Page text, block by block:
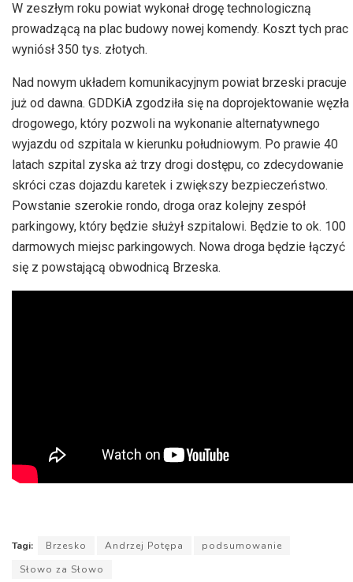
W zeszłym roku powiat wykonał drogę technologiczną
prowadzącą na plac budowy nowej komendy. Koszt tych prac
wyniósł 350 tys. złotych.
Nad nowym układem komunikacyjnym powiat brzeski pracuje
już od dawna. GDDKiA zgodziła się na doprojektowanie węzła
drogowego, który pozwoli na wykonanie alternatywnego
wyjazdu od szpitala w kierunku południowym. Po prawie 40
latach szpital zyska aż trzy drogi dostępu, co zdecydowanie
skróci czas dojazdu karetek i zwiększy bezpieczeństwo.
Powstanie szerokie rondo, droga oraz kolejny zespół
parkingowy, który będzie służył szpitalowi. Będzie to ok. 100
darmowych miejsc parkingowych. Nowa droga będzie łączyć
się z powstającą obwodnicą Brzeska.
Tagi: Brzesko Andrzej Potępa
podsumowanie
Słowo za Słowo